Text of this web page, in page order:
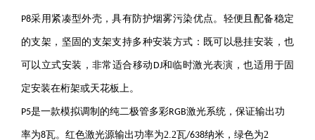
P8采用紧凑型外壳，具有防护烟雾污染优点。 轻便且配备稳定
的支架 ， 坚固的支架支持多种安装方式：既可以悬挂安装，也
可以立式安装，非常适合移动 DJ和临时激光表演，也适用于固
定安装在桁架或天花板上。
P5是一款模拟调制的纯二极管多彩RGB激光系统，保证输出功
率为8瓦。红色激光源输出功率为2.2瓦/638纳米，绿色为2